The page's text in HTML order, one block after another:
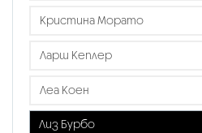
Кристина Морато
Ларш Кеплер
Леа Коен
Лиз Бурбо